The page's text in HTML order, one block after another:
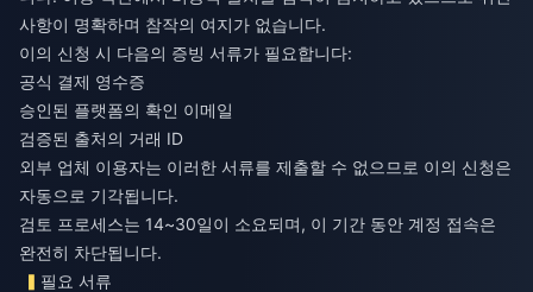
사항이 명확하며 참작의 여지가 없습니다.
이의 신청 시 다음의 증빙 서류가 필요합니다:
공식 결제 영수증
승인된 플랫폼의 확인 이메일
검증된 출처의 거래 ID
외부 업체 이용자는 이러한 서류를 제출할 수 없으므로 이의 신청은
자동으로 기각됩니다.
검토 프로세스는 14~30일이 소요되며, 이 기간 동안 계정 접속은
완전히 차단됩니다.
필요 서류